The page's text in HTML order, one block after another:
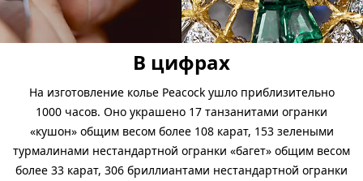
В цифрах
На изготовление колье Peacock ушло приблизительно
1000 часов. Оно украшено 17 танзанитами огранки
«кушон» общим весом более 108 карат, 153 зелеными
турмалинами нестандартной огранки «багет» общим весом
более 33 карат, 306 бриллиантами нестандартной огранки